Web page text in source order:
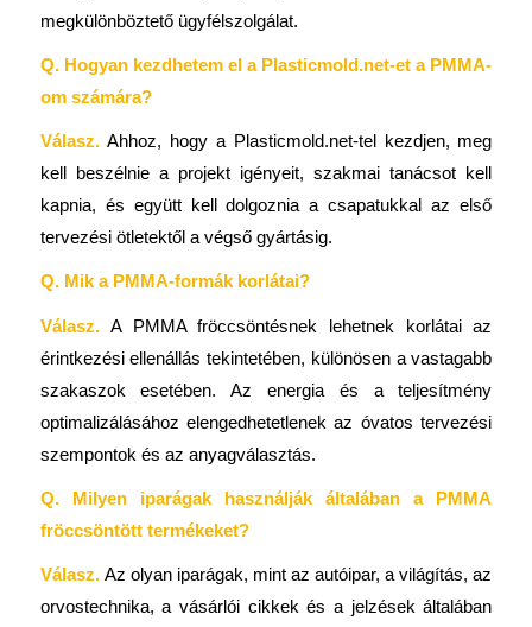
megkülönböztető ügyfélszolgálat.
Q. Hogyan kezdhetem el a Plasticmold.net-et a PMMA-
om számára?
Válasz.Ahhoz, hogy a Plasticmold.net-tel kezdjen, meg
kell beszélnie a projekt igényeit, szakmai tanácsot kell
kapnia, és együtt kell dolgoznia a csapatukkal az első
tervezési ötletektől a végső gyártásig.
Q. Mik a PMMA-formák korlátai?
Válasz.A PMMA fröccsöntésnek lehetnek korlátai az
érintkezési ellenállás tekintetében, különösen a vastagabb
szakaszok esetében. Az energia és a teljesítmény
optimalizálásához elengedhetetlenek az óvatos tervezési
szempontok és az anyagválasztás.
Q. Milyen iparágak használják általában a PMMA
fröccsöntött termékeket?
Válasz.Az olyan iparágak, mint az autóipar, a világítás, az
orvostechnika, a vásárlói cikkek és a jelzések általában